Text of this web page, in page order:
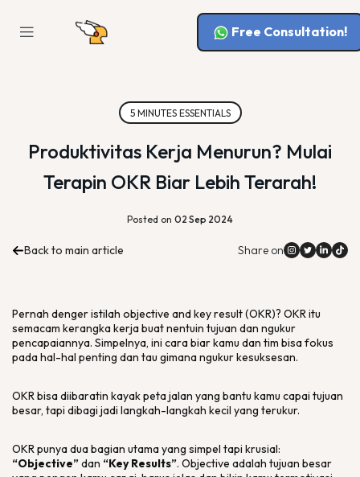
Free Consultation!
5 MINUTES ESSENTIALS
Produktivitas Kerja Menurun? Mulai
Terapin OKR Biar Lebih Terarah!
Posted on 02 Sep 2024
Back to main article Share on
Pernah denger istilah objective and key result (OKR)? OKR itu
semacam kerangka kerja buat nentuin tujuan dan ngukur
pencapaiannya. Simpelnya, ini cara biar kamu dan tim bisa fokus
pada hal-hal penting dan tau gimana ngukur kesuksesan.
OKR bisa diibaratin kayak peta jalan yang bantu kamu capai tujuan
besar, tapi dibagi jadi langkah-langkah kecil yang terukur.
OKR punya dua bagian utama yang simpel tapi krusial:
“Objective”dan “Key Results”. Objective adalah tujuan besar